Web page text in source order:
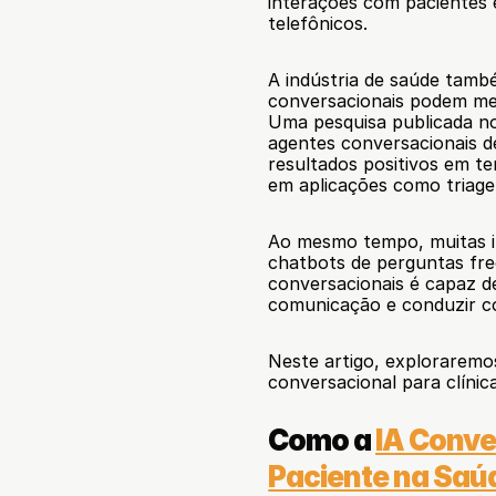
telefônicos.
A indústria de saúde
conversacionais podem
Uma pesquisa publicada
agentes conversacionais
resultados positivos em
em aplicações como
Ao mesmo tempo, muitas
chatbots de perguntas
conversacionais é capaz
comunicação e conduzir
Neste artigo,
conversacional para
Como a IA
Paciente na